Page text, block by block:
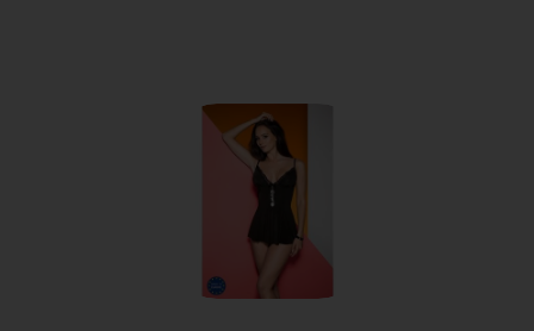
AÑADIR
AL
CARRITO